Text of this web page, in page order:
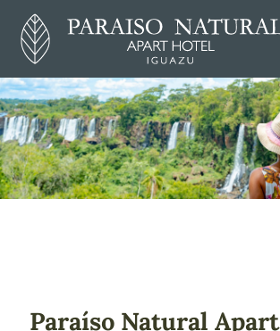
Paraíso Natural